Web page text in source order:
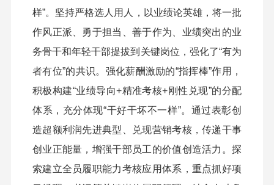
样”。坚持严格选人用人，以业绩论英雄，将一批
作风正派、勇于担当、善于作为、业绩突出的业
务骨干和年轻干部提拔到关键岗位，强化了“有为
者有位”的共识。强化薪酬激励的“指挥棒”作用，
积极构建“业绩导向+精准考核+刚性兑现”的分配
体系，充分体现“干好干坏不一样”。通过表彰创
造超额利润先进典型、兑现营销考核，传递干事
创业正能量，增强干部员工的价值创造活力。探
索建立全员履职能力考核应用体系，重点抓好项